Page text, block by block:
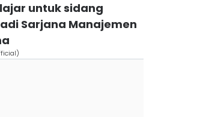
untuk sidang
Sarjana Manajemen